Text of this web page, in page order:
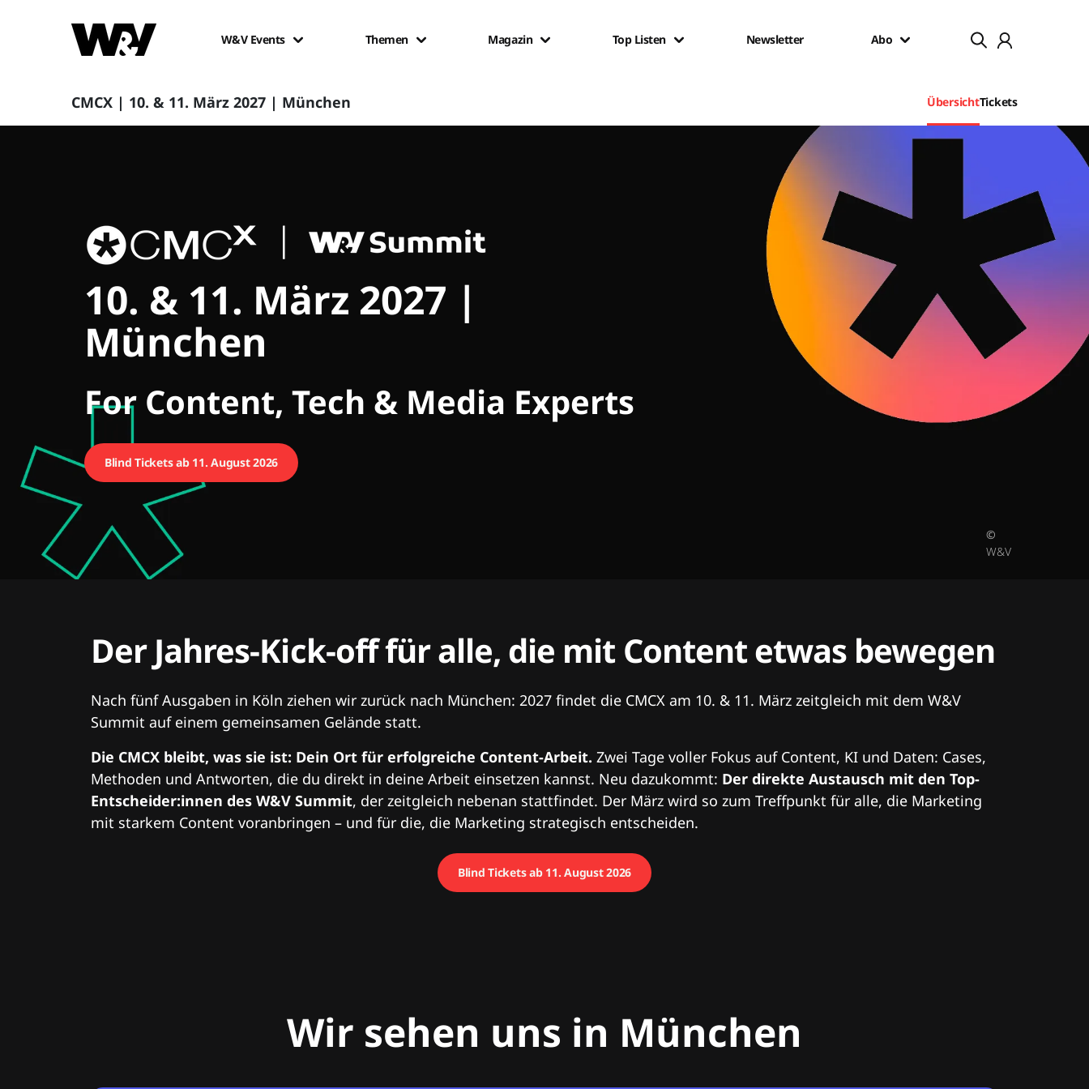
W&V Events Themen Magazin Top Listen Newsletter Abo
CMCX | 10. & 11. März 2027 | München ÜbersichtTickets
CMCX
10. & 11. März 2027 |
München
For Content, Tech & Media Experts
Blind Tickets ab 11. August 2026
©
W&V
Der Jahres-Kick-off für alle, die mit Content etwas bewegen
Nach fünf Ausgaben in Köln ziehen wir zurück nach München: 2027 findet die CMCX am 10. & 11. März zeitgleich mit dem W&V
Summit auf einem gemeinsamen Gelände statt.
Die CMCX bleibt, was sie ist: Dein Ort für erfolgreiche Content-Arbeit. Zwei Tage voller Fokus auf Content, KI und Daten: Cases,
Methoden und Antworten, die du direkt in deine Arbeit einsetzen kannst. Neu dazukommt: Der direkte Austausch mit den Top-
Entscheider:innen des W&V Summit, der zeitgleich nebenan stattfindet. Der März wird so zum Treffpunkt für alle, die Marketing
mit starkem Content voranbringen – und für die, die Marketing strategisch entscheiden.
Blind Tickets ab 11. August 2026
Wir sehen uns in München